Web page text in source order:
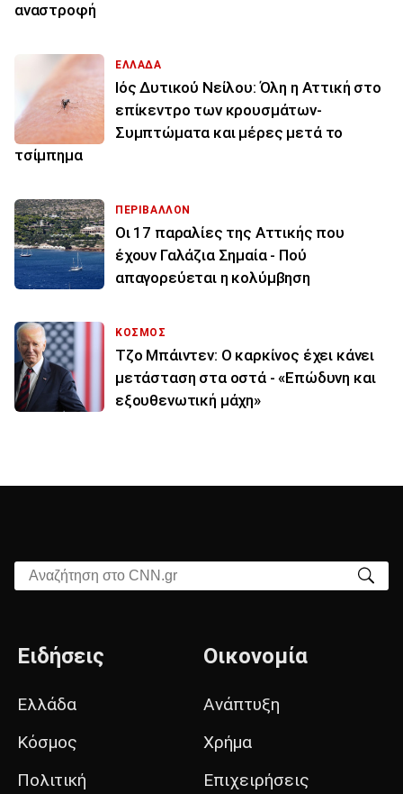
αναστροφή
ΕΛΛΑΔΑ
Ιός Δυτικού Νείλου: Όλη η Αττική στο
επίκεντρο των κρουσμάτων-
Συμπτώματα και μέρες μετά το
τσίμπημα
ΠΕΡΙΒΑΛΛΟΝ
Οι 17 παραλίες της Αττικής που
έχουν Γαλάζια Σημαία - Πού
απαγορεύεται η κολύμβηση
ΚΟΣΜΟΣ
Τζο Μπάιντεν: Ο καρκίνος έχει κάνει
μετάσταση στα οστά - «Επώδυνη και
εξουθενωτική μάχη»
Αναζήτηση στο CNN.gr
Ειδήσεις
Ελλάδα
Κόσμος
Πολιτική
Οικονομία
Ανάπτυξη
Χρήμα
Επιχειρήσεις